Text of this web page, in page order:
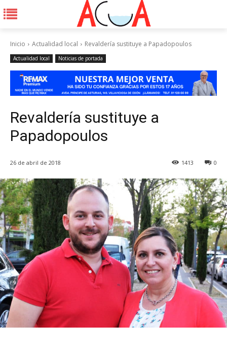
Inicio Actualidad local Revaldería sustituye a Papadopoulos
Actualidad local Noticias de portada
Revaldería sustituye a
Papadopoulos
26 de abril de 2018 0
1413